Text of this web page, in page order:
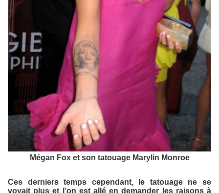
Mégan Fox et son tatouage Marylin Monroe
Ces derniers temps cependant, le tatouage ne se
voyait plus et l’on est allé en demander les raisons à